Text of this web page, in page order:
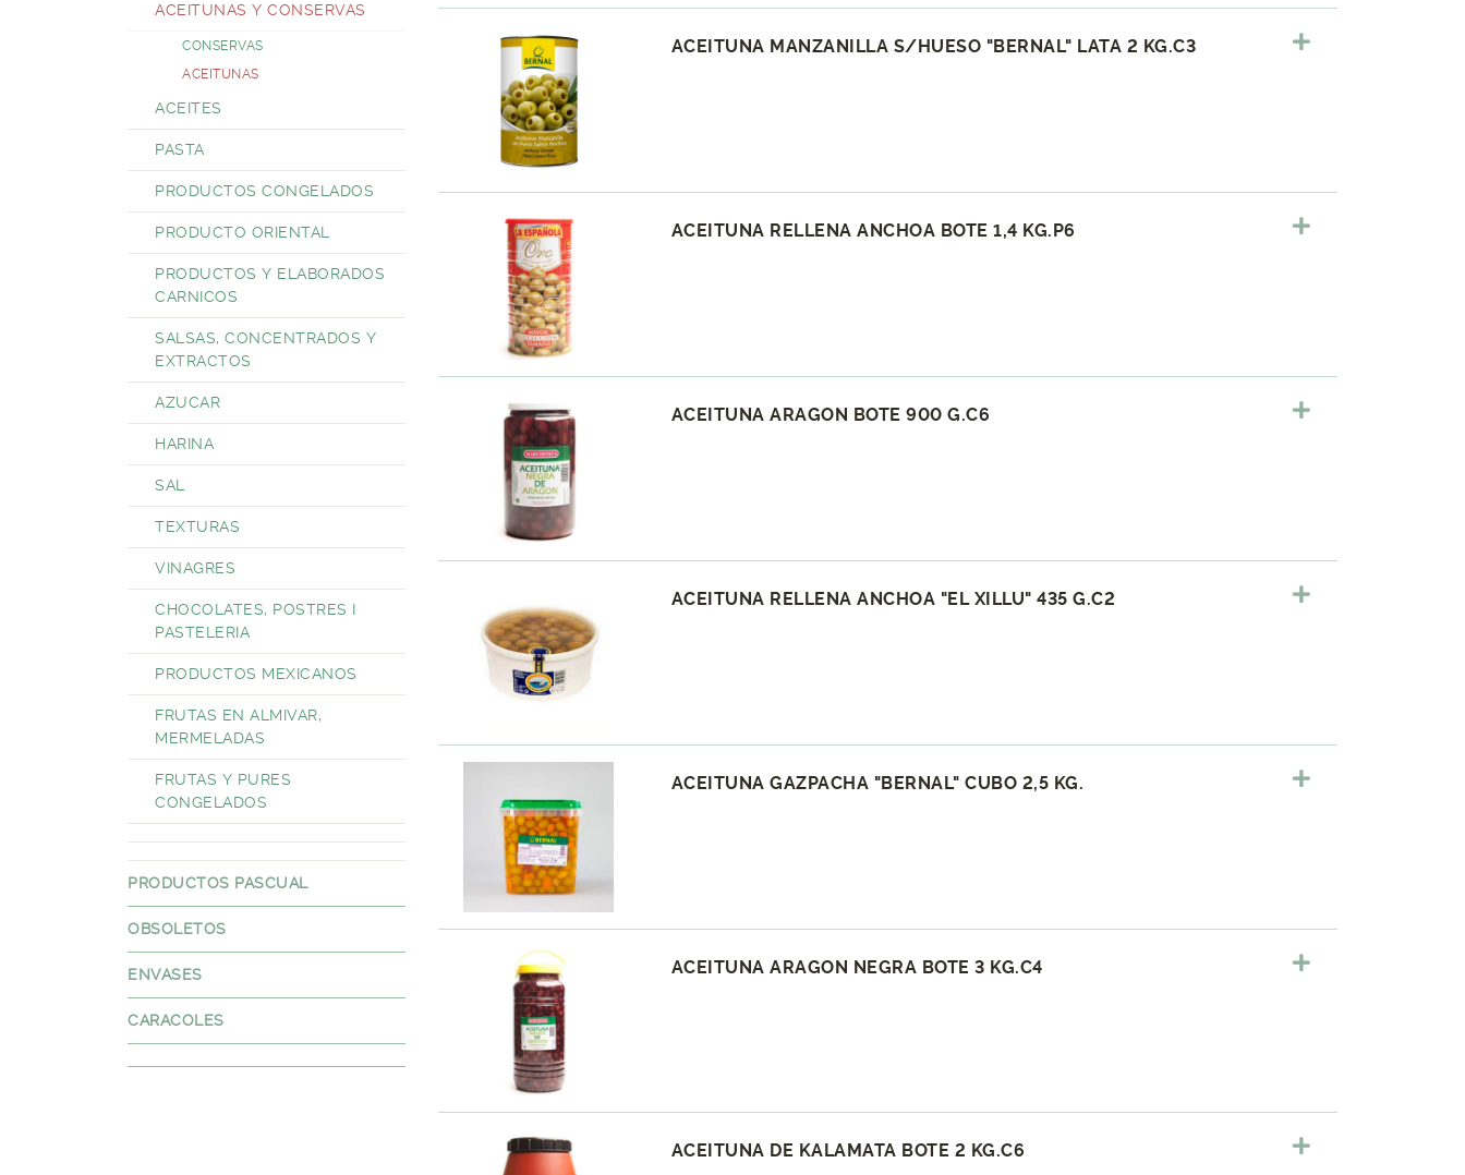
ACEITUNAS Y CONSERVAS
CONSERVAS
ACEITUNAS
ACEITES
PASTA
PRODUCTOS CONGELADOS
PRODUCTO ORIENTAL
PRODUCTOS Y ELABORADOS
CARNICOS
SALSAS, CONCENTRADOS Y
EXTRACTOS
AZUCAR
HARINA
SAL
TEXTURAS
VINAGRES
CHOCOLATES, POSTRES I
PASTELERIA
PRODUCTOS MEXICANOS
FRUTAS EN ALMIVAR,
MERMELADAS
FRUTAS Y PURES
CONGELADOS
PRODUCTOS PASCUAL
OBSOLETOS
ENVASES
CARACOLES
ACEITUNA MANZANILLA S/HUESO "BERNAL" LATA 2 KG.C3
ACEITUNA RELLENA ANCHOA BOTE 1,4 KG.P6
ACEITUNA ARAGON BOTE 900 G.C6
ACEITUNA RELLENA ANCHOA "EL XILLU" 435 G.C2
ACEITUNA GAZPACHA "BERNAL" CUBO 2,5 KG.
ACEITUNA ARAGON NEGRA BOTE 3 KG.C4
ACEITUNA DE KALAMATA BOTE 2 KG.C6